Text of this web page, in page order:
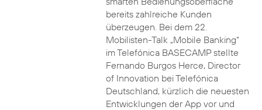
bereits zahlreiche Kunden
überzeugen. Bei dem 22.
Mobilisten-Talk „Mobile Banking“
im Telefónica BASECAMP stellte
Fernando Burgos Herce, Director
of Innovation bei Telefónica
Deutschland, kürzlich die neuesten
Entwicklungen der App vor und